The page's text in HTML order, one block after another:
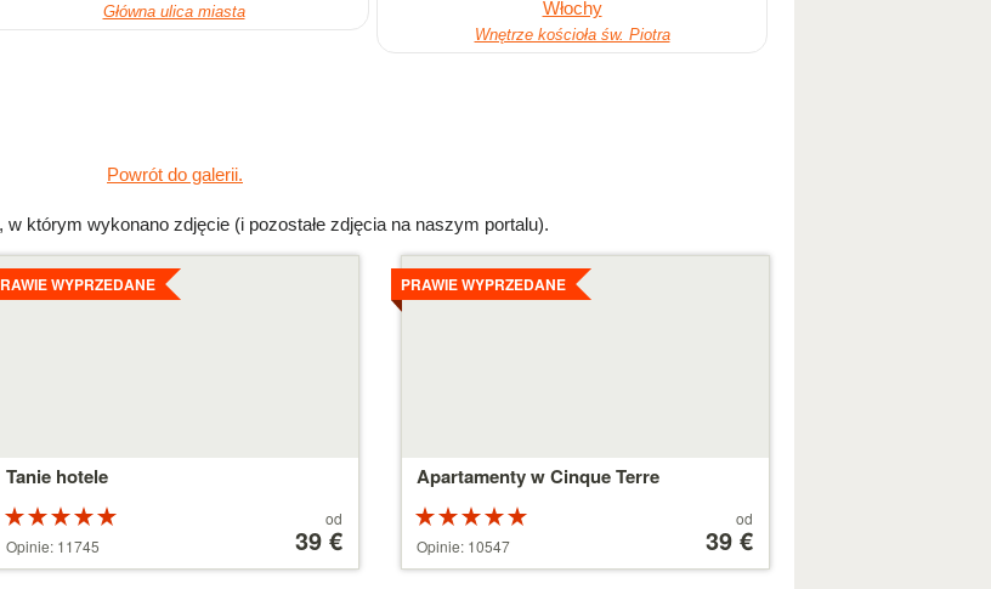
Główna ulica miasta
Wnętrze kościoła św. Piotra
Powrót do galerii.
którym wykonano zdjęcie (i pozostałe zdjęcia na naszym portalu).
Tanie hotele
WYPRZEDANE
5 na 5
gwiazdek
Opinie: 11745
od
39 €
Apartamenty w Cinque Terre
PRAWIE WYPRZEDANE
5 na 5
gwiazdek
Opinie: 10547
od
39 €
Szczegoly